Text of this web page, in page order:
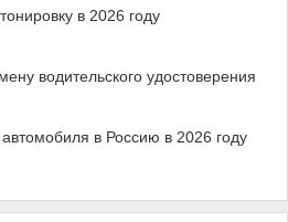
в 2026 году
водительского удостоверения
в Россию в 2026 году